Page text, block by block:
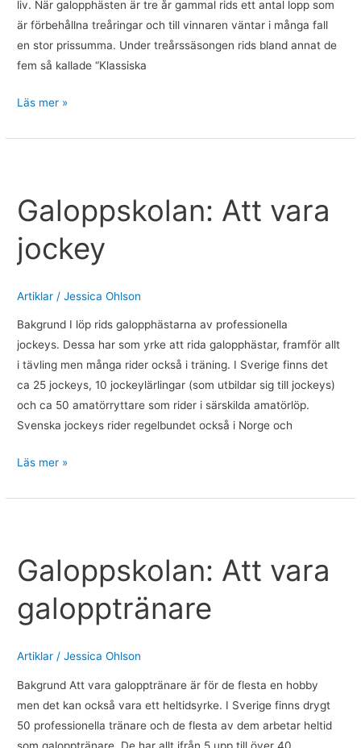
liv. När galopphästen är tre år gammal rids ett antal lopp som
är förbehållna treåringar och till vinnaren väntar i många fall
en stor prissumma. Under treårssäsongen rids bland annat de
fem så kallade “Klassiska
Läs mer »
Galoppskolan: Att vara
jockey
Artiklar /Jessica Ohlson
Bakgrund I löp rids galopphästarna av professionella
jockeys. Dessa har som yrke att rida galopphästar, framför allt
i tävling men många rider också i träning. I Sverige finns det
ca 25 jockeys, 10 jockeylärlingar (som utbildar sig till jockeys)
och ca 50 amatörryttare som rider i särskilda amatörlöp.
Svenska jockeys rider regelbundet också i Norge och
vara
jockey
Läs mer »
Galoppskolan: Att vara
galopptränare
Artiklar /Jessica Ohlson
Bakgrund Att vara galopptränare är för de flesta en hobby
men det kan också vara ett heltidsyrke. I Sverige finns drygt
50 professionella tränare och de flesta av dem arbetar heltid
som galopptränare. De har allt ifrån 5 upp till över 40
vara
galopptränare